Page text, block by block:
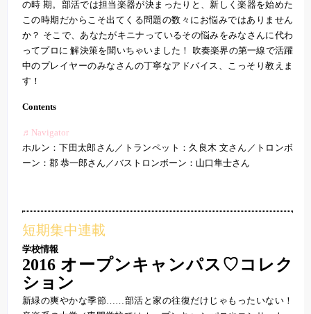
の時 期。部活では担当楽器が決まったりと、新しく楽器を始めた
この時期だからこそ出てくる問題の数々にお悩みではありません
か？ そこで、あなたがキニナっているその悩みをみなさんに代わ
ってプロに 解決策を聞いちゃいました！ 吹奏楽界の第一線で活躍
中のプレイヤーのみなさんの丁寧なアドバイス、こっそり教えま
す！
Contents
♬Navigator
ホルン：下田太郎さん／トランペット：久良木 文さん／トロンボ
ーン：郡 恭一郎さん／バストロンボーン：山口隼士さん
短期集中連載
学校情報
2016 オープンキャンパス♡コレク
ション
新緑の爽やかな季節……部活と家の往復だけじゃもったいない！